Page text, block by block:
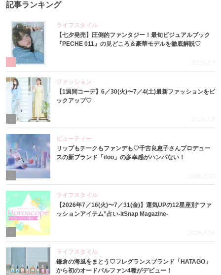
記事ランキング
ライフスタイル
【七夕発売】圧倒的ファンタジー！最旬ビジュアルブック
『PECHE 011』の見どころ＆豪華モデルを徹底解説♡
2026.7.7
ファッション
【1週間コーデ】6／30(火)〜7／4(土)最新ファッションをピ
ックアップ♡
2026.7.8
3
ビューティー
リップもチークもファンデも♡千吉良恵子さんプロデュー
スの新ブランド「ifoo」の多幸感がハンパない！
2026.7.10
ライフスタイル
【2026年7／16(火)〜7／31(金)】運気UPの12星座別“ファ
ッションアイテム”占い-itSnap Magazine-
2026.7.16
ライフスタイル
鎌倉の海風をまとう♡フレグランスブランド「HATAGO」
から初のオードパルファン4種がデビュー！